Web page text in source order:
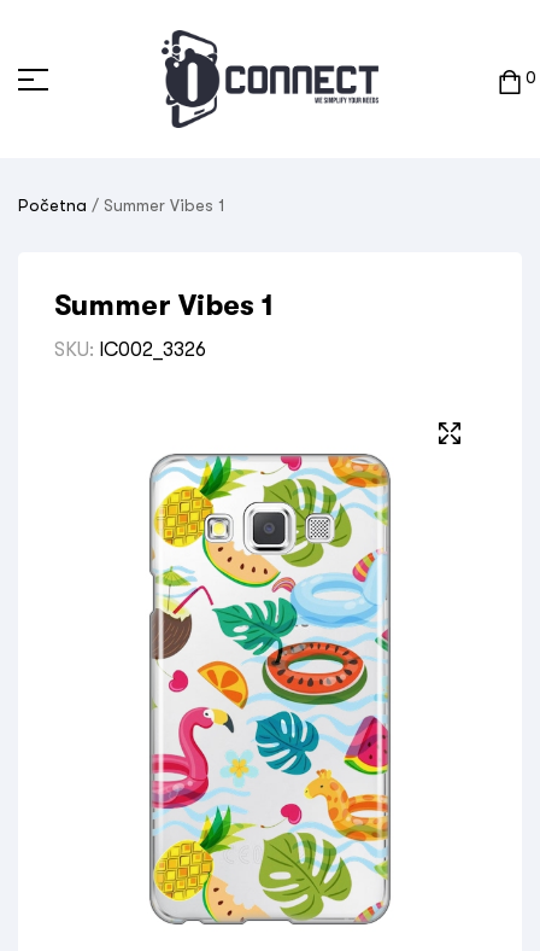
0
Početna / Summer Vibes 1
Summer Vibes 1
SKU: IC002_3326